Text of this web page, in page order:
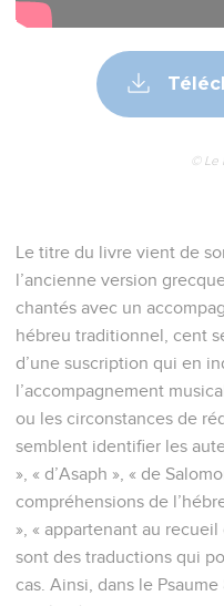
© Le
Le titre du livre vient de
l’ancienne version
chantés avec un
hébreu traditionnel, cent
d’une suscription qui en
l’accompagnement
ou les circonstances de
semblent identifier les
», « d’Asaph », « de
compréhensions de
», « appartenant au recueil
sont des traductions qui
cas. Ainsi, dans le